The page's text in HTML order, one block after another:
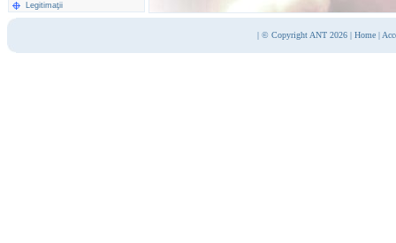
Legitimaţii
| © Copyright ANT 2026 | Home |